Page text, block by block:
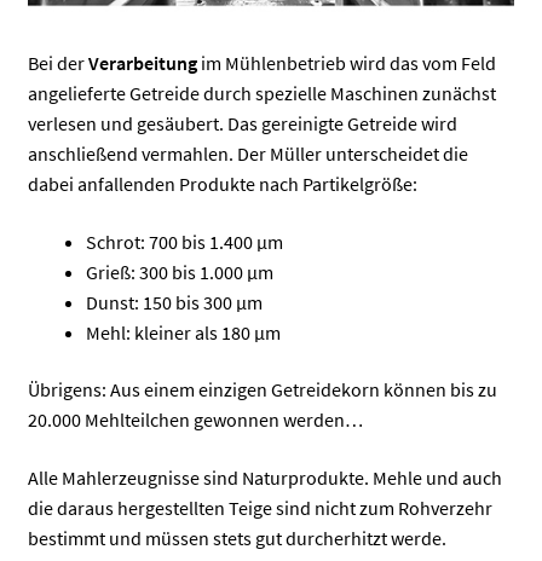
Bei derVerarbeitungim Mühlenbetrieb wird das vom Feld
angelieferte Getreide durch spezielle Maschinen zunächst
verlesen und gesäubert. Das gereinigte Getreide wird
anschließend vermahlen. Der Müller unterscheidet die
dabei anfallenden Produkte nach Partikelgröße:
Schrot: 700 bis 1.400 µm
Grieß: 300 bis 1.000 µm
Dunst: 150 bis 300 µm
Mehl: kleiner als 180 µm
Übrigens: Aus einem einzigen Getreidekorn können bis zu
20.000 Mehlteilchen gewonnen werden…
Alle Mahlerzeugnisse sind Naturprodukte. Mehle und auch
die daraus hergestellten Teige sind nicht zum Rohverzehr
bestimmt und müssen stets gut durcherhitzt werde.